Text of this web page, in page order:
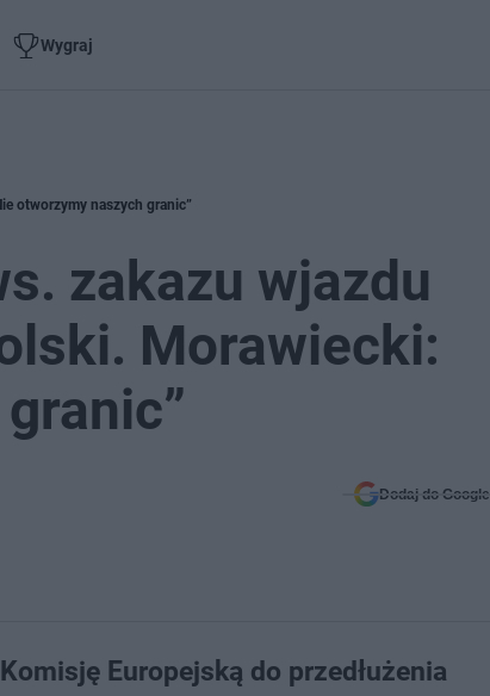
Wygraj
otworzymy naszych granic”
zakazu wjazdu
Morawiecki:
Dodaj do Google
Europejską do przedłużenia